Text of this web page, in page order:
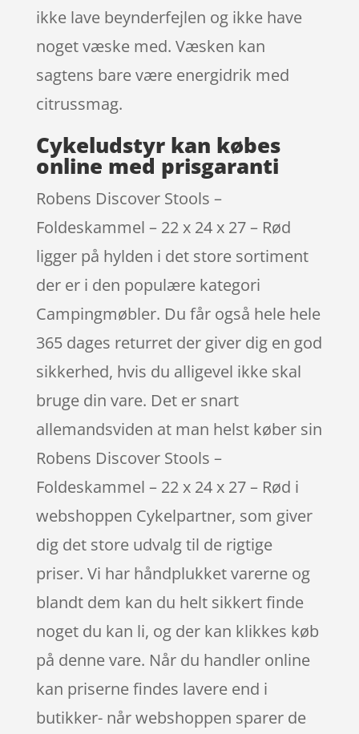
ikke lave beynderfejlen og ikke have
noget væske med. Væsken kan
sagtens bare være energidrik med
citrussmag.
Cykeludstyr kan købes
online med prisgaranti
Robens Discover Stools –
Foldeskammel – 22 x 24 x 27 – Rød
ligger på hylden i det store sortiment
der er i den populære kategori
Campingmøbler. Du får også hele hele
365 dages returret der giver dig en god
sikkerhed, hvis du alligevel ikke skal
bruge din vare. Det er snart
allemandsviden at man helst køber sin
Robens Discover Stools –
Foldeskammel – 22 x 24 x 27 – Rød i
webshoppen Cykelpartner, som giver
dig det store udvalg til de rigtige
priser. Vi har håndplukket varerne og
blandt dem kan du helt sikkert finde
noget du kan li, og der kan klikkes køb
på denne vare. Når du handler online
kan priserne findes lavere end i
butikker- når webshoppen sparer de